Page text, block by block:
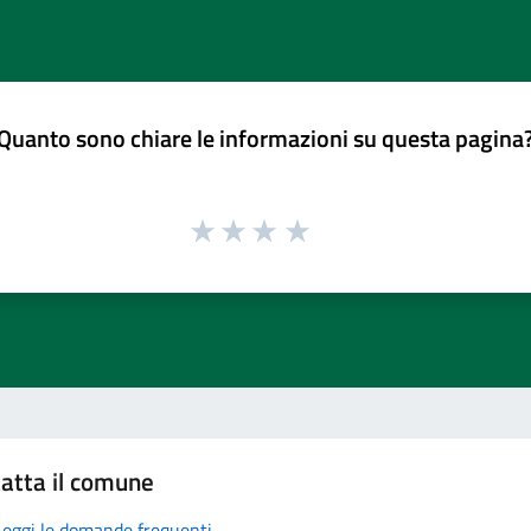
sono chiare le informazioni su questa
il comune